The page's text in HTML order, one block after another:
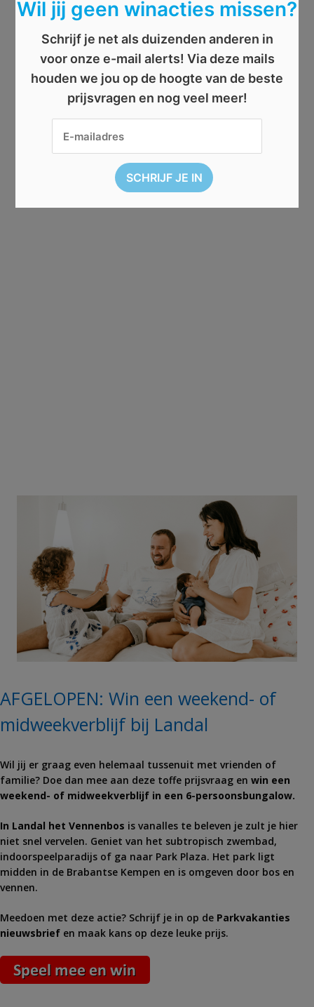
AFGELOPEN: Win een weekend- of
midweekverblijf bij Landal
Wil jij er graag even helemaal tussenuit met vrienden of
familie? Doe dan mee aan deze toffe prijsvraag en win een
weekend- of midweekverblijf in een 6-persoonsbungalow.
In Landal het Vennenbos is vanalles te beleven je zult je hier
niet snel vervelen. Geniet van het subtropisch zwembad,
indoorspeelparadijs of ga naar Park Plaza. Het park ligt
midden in de Brabantse Kempen en is omgeven door bos en
vennen.
Meedoen met deze actie? Schrijf je in op de Parkvakanties
nieuwsbrief en maak kans op deze leuke prijs.
Wil jij geen winacties missen?
Schrijf je net als duizenden anderen in
voor onze e-mail alerts! Via deze mails
houden we jou op de hoogte van de beste
prijsvragen en nog veel meer!